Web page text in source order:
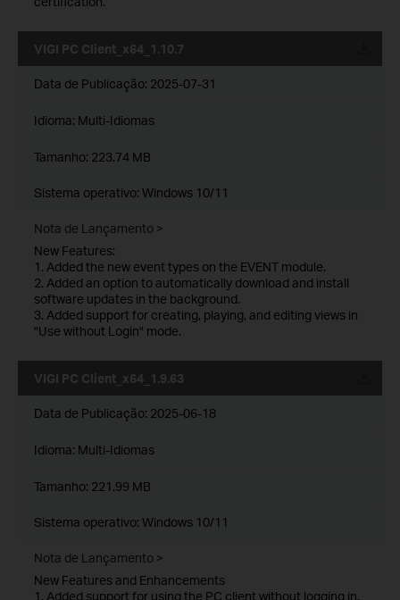
VIGI PC Client_x64_1.10.7
Data de Publicação: 2025-07-31
Idioma: Multi-Idiomas
Tamanho: 223.74 MB
Sistema operativo: Windows 10/11
Nota de Lançamento >
New Features:
1. Added the new event types on the EVENT module.
2. Added an option to automatically download and install
software updates in the background.
3. Added support for creating, playing, and editing views in
"Use without Login" mode.
VIGI PC Client_x64_1.9.63
Data de Publicação: 2025-06-18
Idioma: Multi-Idiomas
Tamanho: 221.99 MB
Sistema operativo: Windows 10/11
Nota de Lançamento >
New Features and Enhancements
1. Added support for using the PC client without logging in.